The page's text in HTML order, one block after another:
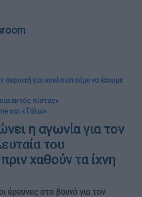
περιοχή και ευελπιστούμε να έχουμε
εκτός πίστας»
και «Τάλω»
η αγωνία για τον
του
χαθούν τα ίχνη
έρευνες στο βουνό για τον